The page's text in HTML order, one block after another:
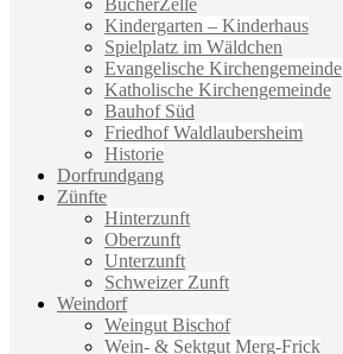
BücherZelle
Kindergarten – Kinderhaus
Spielplatz im Wäldchen
Evangelische Kirchengemeinde
Katholische Kirchengemeinde
Bauhof Süd
Friedhof Waldlaubersheim
Historie
Dorfrundgang
Zünfte
Hinterzunft
Oberzunft
Unterzunft
Schweizer Zunft
Weindorf
Weingut Bischof
Wein- & Sektgut Merg-Frick